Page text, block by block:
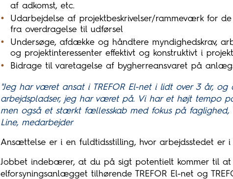
af adkomst, etc.
Udarbejdelse af projektbeskrivelser/rammeværk for
fra overdragelse til udførsel
Undersøge, afdække og håndtere myndighedskrav,
og projektinteressenter effektivt og konstruktivt i
Bidrage til varetagelse af bygherreansvaret på
"Jeg har været ansat i TREFOR El-net i lidt over 3 år,
arbejdspladser, jeg har været på. Vi har et højt tempo
men også et stærkt fællesskab med fokus på faglighed,
Line, medarbejder
Ansættelse er i en fuldtidsstilling, hvor arbejdsstedet er i
Jobbet indebærer, at du på sigt potentielt kommer til
elforsyningsanlægget tilhørende TREFOR El-net og